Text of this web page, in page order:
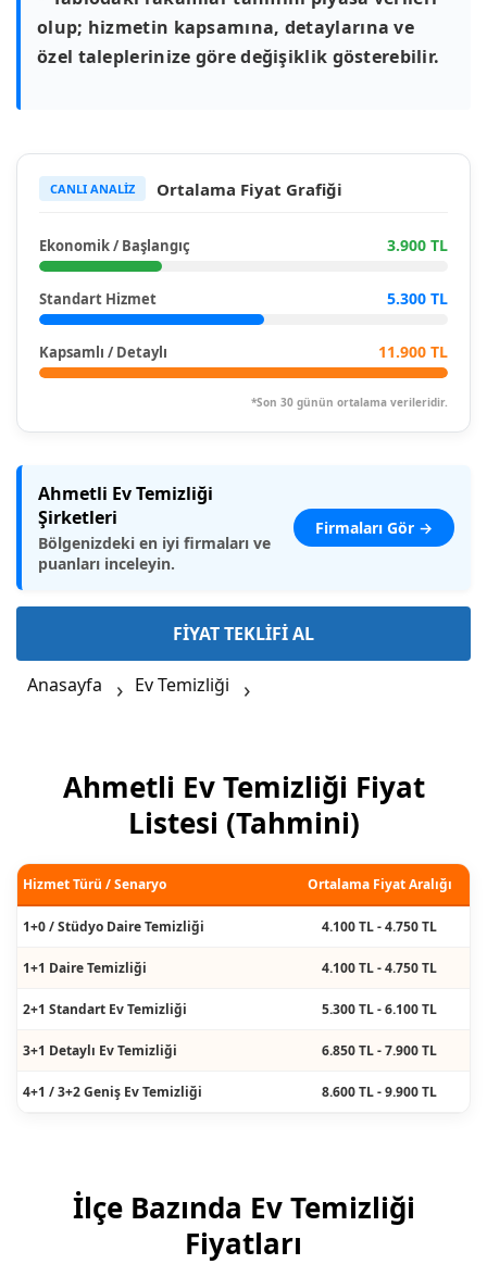
olup; hizmetin kapsamına, detaylarına ve
özel taleplerinize göre değişiklik gösterebilir.
CANLI ANALİZ Ortalama Fiyat Grafiği
Ekonomik / Başlangıç 3.900 TL
Standart Hizmet 5.300 TL
Kapsamlı / Detaylı 11.900 TL
*Son 30 günün ortalama verileridir.
Ahmetli Ev Temizliği
Şirketleri
Bölgenizdeki en iyi firmaları ve
puanları inceleyin.
Firmaları Gör →
FİYAT TEKLİFİ AL
Anasayfa Ev Temizliği
Ahmetli Ev Temizliği Fiyat
Listesi (Tahmini)
Hizmet Türü / Senaryo Ortalama Fiyat Aralığı
1+0 / Stüdyo Daire Temizliği 4.100 TL - 4.750 TL
1+1 Daire Temizliği 4.100 TL - 4.750 TL
2+1 Standart Ev Temizliği 5.300 TL - 6.100 TL
3+1 Detaylı Ev Temizliği 6.850 TL - 7.900 TL
4+1 / 3+2 Geniş Ev Temizliği 8.600 TL - 9.900 TL
İlçe Bazında Ev Temizliği
Fiyatları